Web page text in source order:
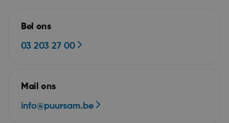
Bel ons
03 203 27 00
Mail ons
info@puursam.be